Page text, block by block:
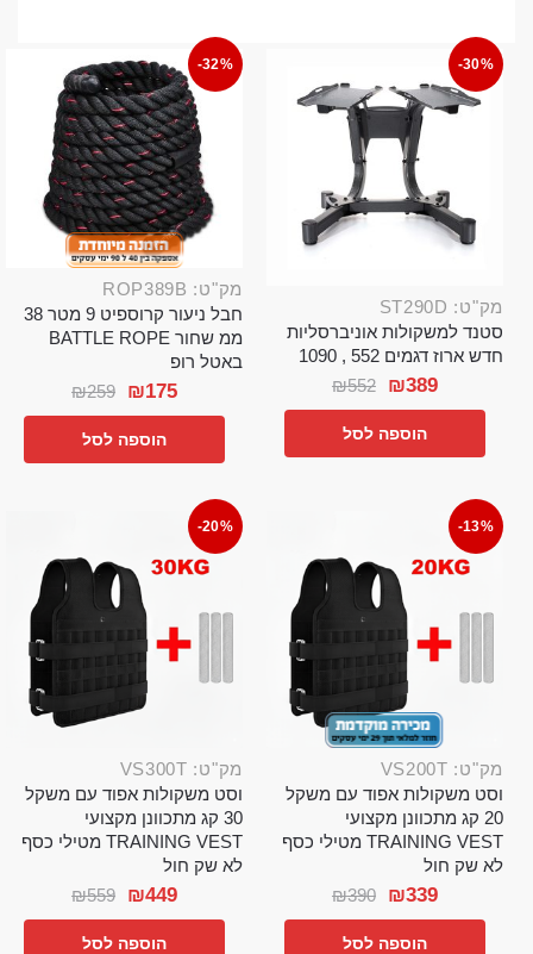
-30%
מק"ט: ST290D
סטנד למשקולות אוניברסליות
חדש ארוז דגמים 552 , 1090
₪552 ₪389
הוספה לסל
-32%
מק"ט: ROP389B
חבל ניעור קרוספיט 9 מטר 38
ממ שחור BATTLE ROPE
באטל רופ
₪259 ₪175
הוספה לסל
-13%
מק"ט: VS200T
וסט משקולות אפוד עם משקל
20 קג מתכוונן מקצועי
TRAINING VEST מטילי כסף
לא שק חול
₪390 ₪339
הוספה לסל
-20%
מק"ט: VS300T
וסט משקולות אפוד עם משקל
30 קג מתכוונן מקצועי
TRAINING VEST מטילי כסף
לא שק חול
₪559 ₪449
הוספה לסל